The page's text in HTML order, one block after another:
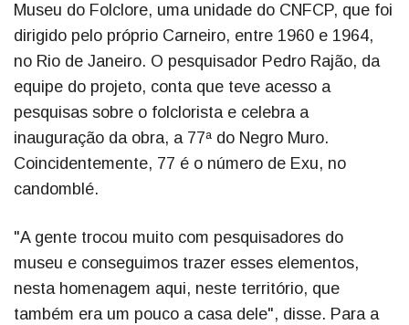
Museu do Folclore, uma unidade do CNFCP, que foi
dirigido pelo próprio Carneiro, entre 1960 e 1964,
no Rio de Janeiro. O pesquisador Pedro Rajão, da
equipe do projeto, conta que teve acesso a
pesquisas sobre o folclorista e celebra a
inauguração da obra, a 77ª do Negro Muro.
Coincidentemente, 77 é o número de Exu, no
candomblé.
"A gente trocou muito com pesquisadores do
museu e conseguimos trazer esses elementos,
nesta homenagem aqui, neste território, que
também era um pouco a casa dele", disse. Para a